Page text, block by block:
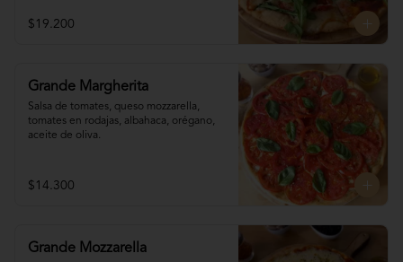
$19.200
Grande Margherita
Salsa de tomates, queso mozzarella,
tomates en rodajas, albahaca, orégano,
aceite de oliva.
$14.300
Grande Mozzarella